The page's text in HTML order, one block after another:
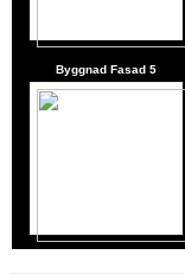
Byggnad Fasad 5